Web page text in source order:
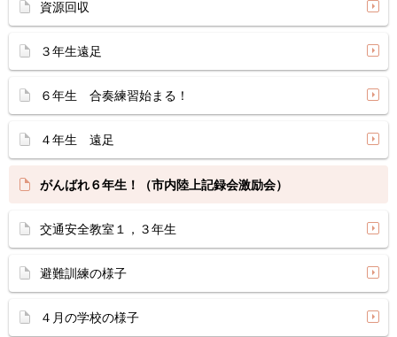
資源回収
３年生遠足
６年生 合奏練習始まる！
４年生 遠足
がんばれ６年生！（市内陸上記録会激励会）
交通安全教室１，３年生
避難訓練の様子
４月の学校の様子